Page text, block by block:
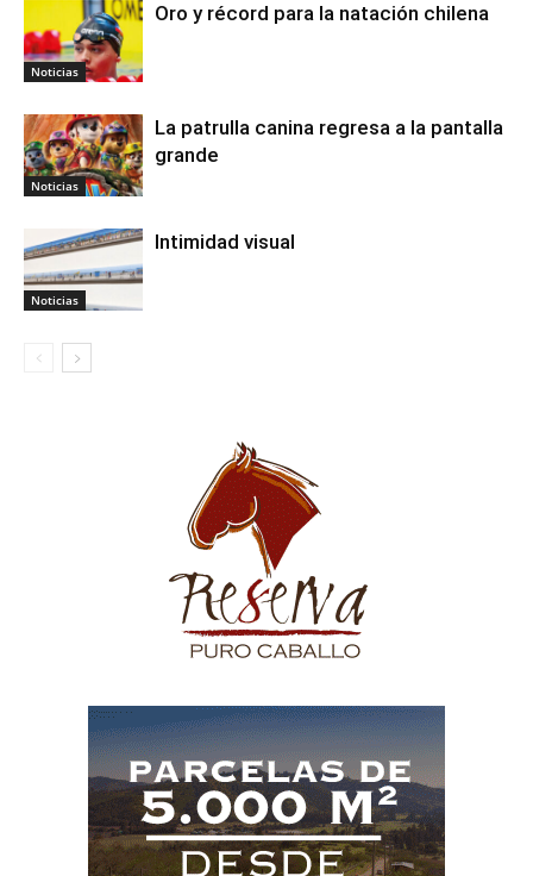
Noticias
Oro y récord para la natación chilena
Noticias
La patrulla canina regresa a la pantalla
grande
Noticias
Intimidad visual